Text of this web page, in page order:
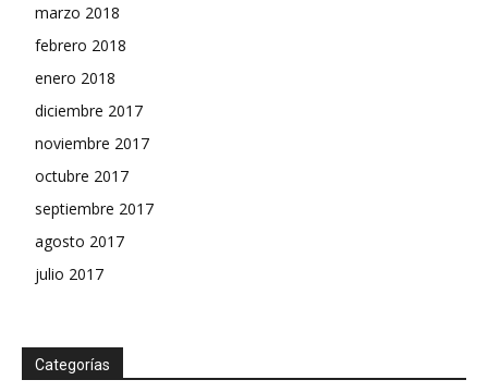
marzo 2018
febrero 2018
enero 2018
diciembre 2017
noviembre 2017
octubre 2017
septiembre 2017
agosto 2017
julio 2017
Categorías